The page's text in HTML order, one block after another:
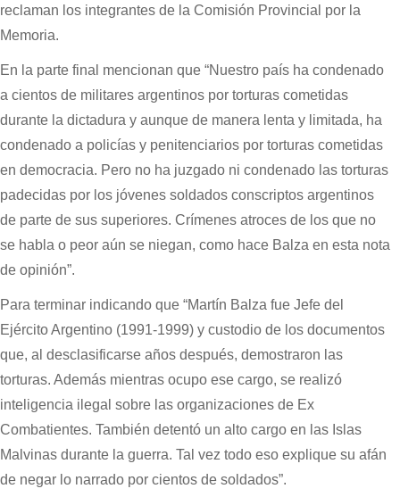
reclaman los integrantes de la Comisión Provincial por la
Memoria.
En la parte final mencionan que “Nuestro país ha condenado
a cientos de militares argentinos por torturas cometidas
durante la dictadura y aunque de manera lenta y limitada, ha
condenado a policías y penitenciarios por torturas cometidas
en democracia. Pero no ha juzgado ni condenado las torturas
padecidas por los jóvenes soldados conscriptos argentinos
de parte de sus superiores. Crímenes atroces de los que no
se habla o peor aún se niegan, como hace Balza en esta nota
de opinión”.
Para terminar indicando que “Martín Balza fue Jefe del
Ejército Argentino (1991-1999) y custodio de los documentos
que, al desclasificarse años después, demostraron las
torturas. Además mientras ocupo ese cargo, se realizó
inteligencia ilegal sobre las organizaciones de Ex
Combatientes. También detentó un alto cargo en las Islas
Malvinas durante la guerra. Tal vez todo eso explique su afán
de negar lo narrado por cientos de soldados”.